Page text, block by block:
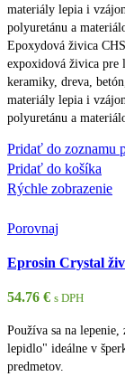
materiály lepia i
polyuretánu a
Epoxydová živica
expoxidová živica pre
keramiky, dreva,
materiály lepia i
polyuretánu a
Pridať do zoznamu
Pridať do košíka
Rýchle zobrazenie
Porovnaj
Eprosin Crystal
54.76 € s DPH
Používa sa na
lepidlo" ideálne v
predmetov.